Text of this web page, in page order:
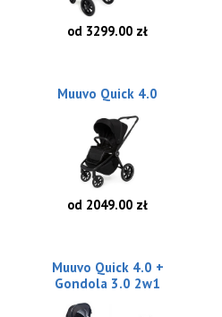
od 3299.00 zł
Muuvo Quick 4.0
od 2049.00 zł
Muuvo Quick 4.0 +
Gondola 3.0 2w1